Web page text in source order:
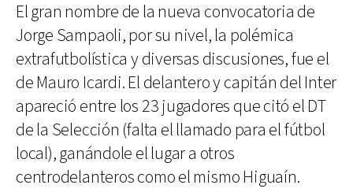
El gran nombre de la nueva convocatoria de
Jorge Sampaoli, por su nivel, la polémica
extrafutbolística y diversas discusiones, fue el
de Mauro Icardi. El delantero y capitán del Inter
apareció entre los 23 jugadores que citó el DT
de la Selección (falta el llamado para el fútbol
local), ganándole el lugar a otros
centrodelanteros como el mismo Higuaín.